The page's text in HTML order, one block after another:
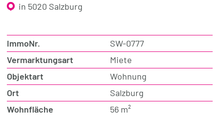
in 5020 Salzburg
ImmoNr.
SW-0777
Vermarktungsart
Miete
Objektart
Wohnung
Ort
Salzburg
Wohnfläche
56 m²